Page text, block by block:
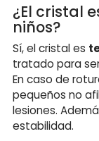
¿El cristal
niños?
Sí, el cristal es
tratado para
En caso de
pequeños no
lesiones.
estabilidad.